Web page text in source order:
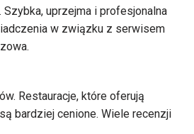
uprzejma i profesjonalna
w związku z serwisem
Restauracje, które oferują
bardziej cenione. Wiele recenzji